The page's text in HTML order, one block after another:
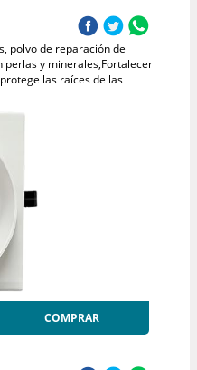
polvo de reparación de
y minerales,Fortalecer
las raíces de las
COMPRAR